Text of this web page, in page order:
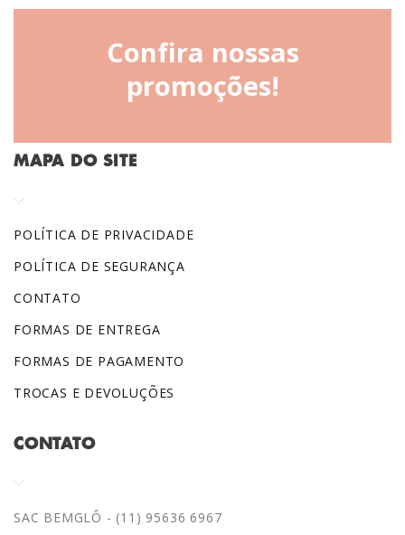
Confira nossas
promoções!
MAPA DO SITE
POLÍTICA DE PRIVACIDADE
POLÍTICA DE SEGURANÇA
CONTATO
FORMAS DE ENTREGA
FORMAS DE PAGAMENTO
TROCAS E DEVOLUÇÕES
CONTATO
SAC BEMGLÔ - (11) 95636 6967